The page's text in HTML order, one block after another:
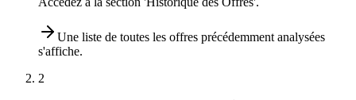
Une liste de toutes les offres précédemment analysées
s'affiche.
2